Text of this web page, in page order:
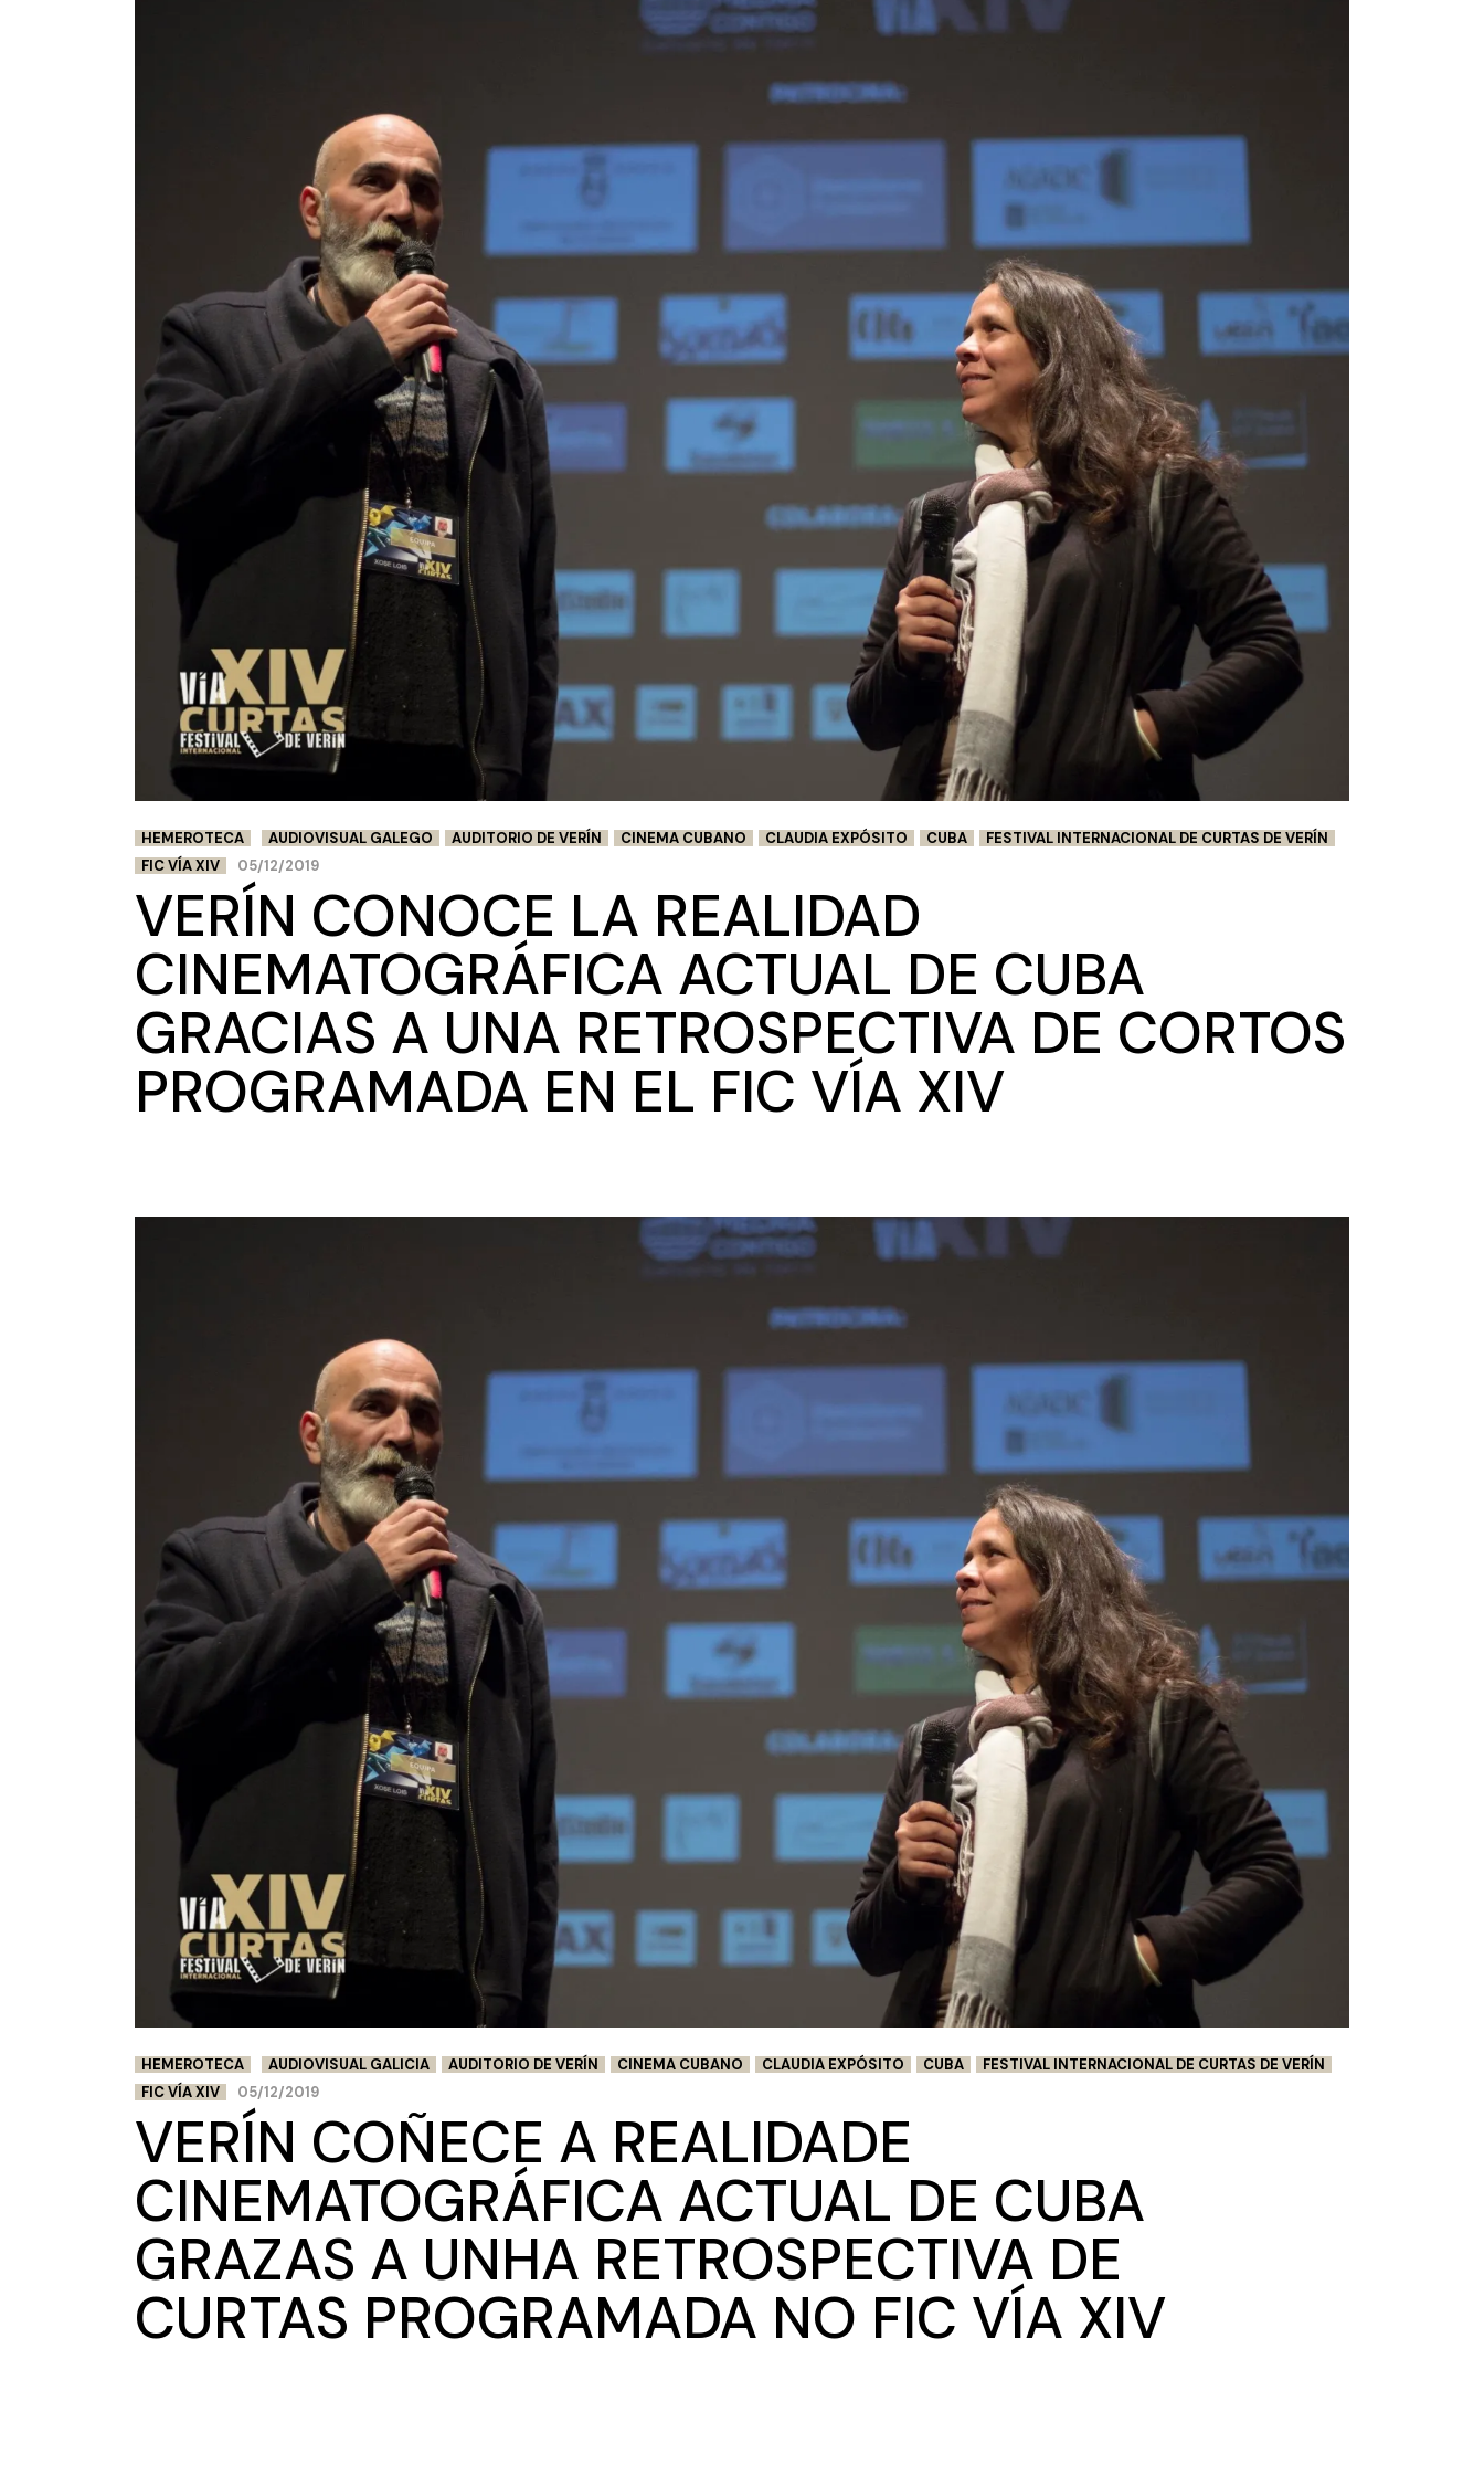
HEMEROTECA AUDIOVISUAL GALEGO AUDITORIO DE VERÍN CINEMA CUBANO CLAUDIA EXPÓSITO CUBA
FESTIVAL INTERNACIONAL DE CURTAS DE VERÍN
FIC VÍA XIV
05/12/2019
VERÍN CONOCE LA REALIDAD
CINEMATOGRÁFICA ACTUAL DE CUBA
GRACIAS A UNA RETROSPECTIVA DE CORTOS
PROGRAMADA EN EL FIC VÍA XIV
HEMEROTECA AUDIOVISUAL GALICIA AUDITORIO DE VERÍN CINEMA CUBANO CLAUDIA EXPÓSITO CUBA
FESTIVAL INTERNACIONAL DE CURTAS DE VERÍN
FIC VÍA XIV
05/12/2019
VERÍN COÑECE A REALIDADE
CINEMATOGRÁFICA ACTUAL DE CUBA
GRAZAS A UNHA RETROSPECTIVA DE
CURTAS PROGRAMADA NO FIC VÍA XIV